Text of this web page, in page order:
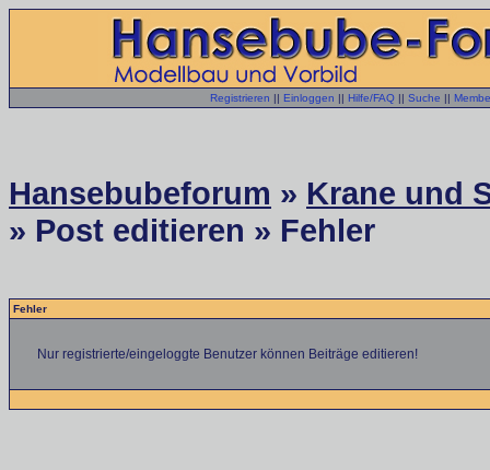
Registrieren || Einloggen || Hilfe/FAQ || Suche ||
Hansebubeforum » Krane und
» Post editieren » Fehler
Fehler
Nur registrierte/eingeloggte Benutzer können Beiträge editieren!